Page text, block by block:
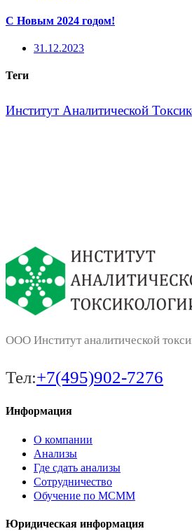
С Новым 2024 годом!
31.12.2023
Теги
Институт Аналитической
ООО Институт аналитической
Тел:+7(495)902-7276
Информация
О компании
Анализы
Где сдать анализы
Сотрудничество
Обучение по МСММ
Юридическая информация